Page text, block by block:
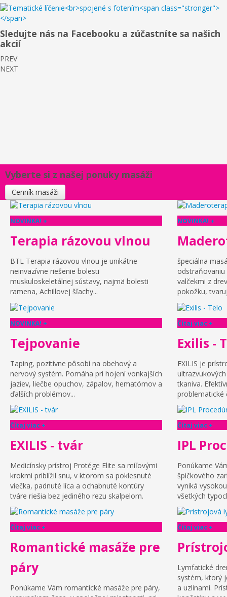
Sledujte nás na Facebooku a zúčastníte sa našich
akcií
PREV
NEXT
Vyberte si z našej ponuky masáži
Cenník masáži
NOVINKA! +
Terapia rázovou vlnou
BTL Terapia rázovou vlnou je unikátne
neinvazívne riešenie bolesti
muskuloskeletálnej sústavy, najmä bolesti
ramena, Achillovej šľachy...
NOVINKA! +
špeciálna
odstraňovaniu
valčekmi z
pokožku,
NOVINKA! +
Tejpovanie
Taping, pozitívne pôsobí na obehový a
nervový systém. Pomáha pri hojení vonkajších
jaziev, liečbe opuchov, zápalov, hematómov a
ďalších problémov...
Čítaj viac +
Exilis -
EXILIS je
tkaniva.
problematické
Čítaj viac +
EXILIS - tvár
Medicínsky prístroj Protége Elite sa míľovými
krokmi priblížil snu, v ktorom sa poklesnuté
viečka, padnuté líca a ochabnuté kontúry
tváre riešia bez jediného rezu skalpelom.
Čítaj viac +
IPL
Ponúkame
špičkového
vyniká
všetkých
Čítaj viac +
Romantické masáže pre
páry
Ponúkame Vám romantické masáže pre páry,
Čítaj viac +
Lymfatické
systém, ktorý
a uzlinami.